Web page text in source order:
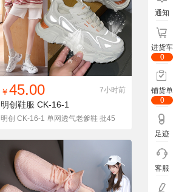
找同款 加入铺货单 收藏
￥45.00 7小时前
明创鞋服 CK-16-1
明创 CK-16-1 单网透气老爹鞋 批45
通知
进货车
0
铺货单
0
足迹
客服